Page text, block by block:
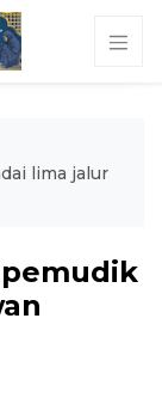
lima jalur